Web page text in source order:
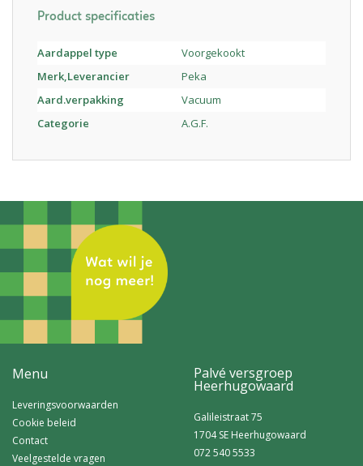
Product specificaties
Aardappel type
Voorgekookt
Merk,Leverancier
Peka
Aard.verpakking
Vacuum
Categorie
A.G.F.
Menu
Leveringsvoorwaarden
Cookie beleid
Contact
Veelgestelde vragen
Palvé versgroep
Heerhugowaard
Galileistraat 75
1704 SE Heerhugowaard
072 540 5533